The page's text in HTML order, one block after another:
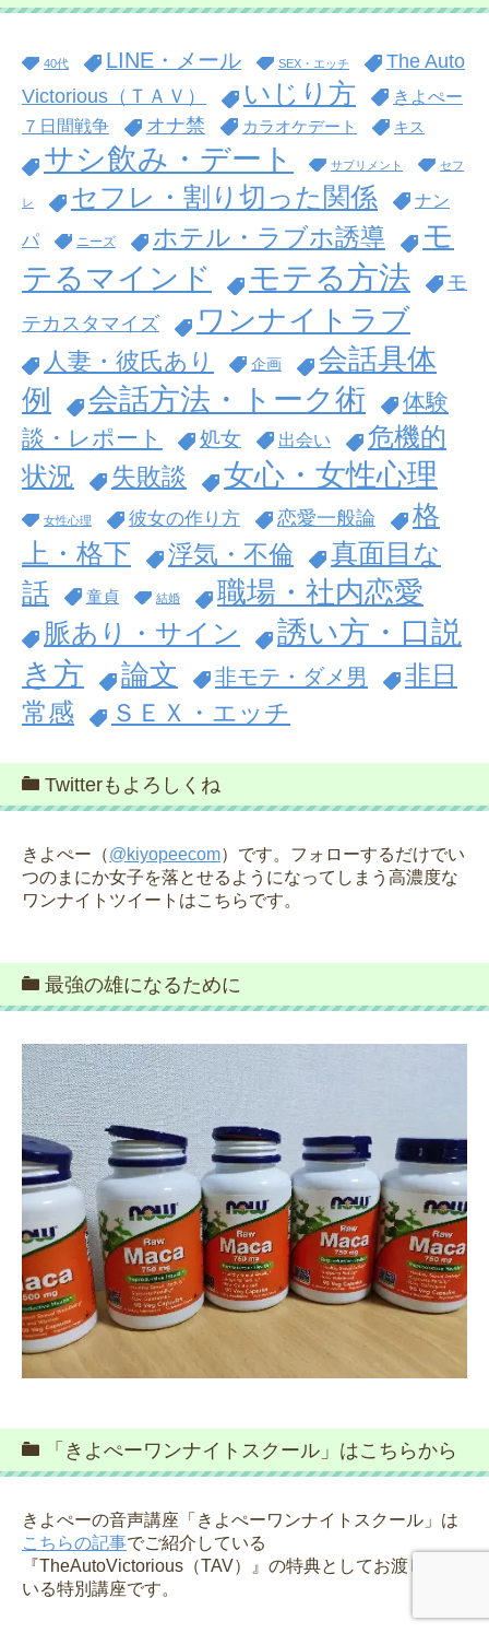
40代 LINE・メール SEX・エッチ
The Auto
Victorious（ＴＡＶ）
いじり方
きよぺー
７日間戦争
オナ禁 カラオケデート キス
サシ飲み・デート サプリメント セフ
レ セフレ・割り切った関係
ナン
パ
ニーズ ホテル・ラブホ誘導
モ
テるマインド
モテる方法
モ
テカスタマイズ
ワンナイトラブ
人妻・彼氏あり 企画
会話具体
例
会話方法・トーク術
体験
談・レポート
処女 出会い
危機的
状況
失敗談 女心・女性心理
女性心理 彼女の作り方 恋愛一般論
格
上・格下
浮気・不倫
真面目な
話
童貞 結婚 職場・社内恋愛
脈あり・サイン
誘い方・口説
き方
論文 非モテ・ダメ男
非日
常感
ＳＥＸ・エッチ
Twitterもよろしくね
きよぺー（@kiyopeecom）です。フォローするだけでい
つのまにか女子を落とせるようになってしまう高濃度な
ワンナイトツイートはこちらです。
最強の雄になるために
「きよぺーワンナイトスクール」はこちらから
きよぺーの音声講座「きよぺーワンナイトスクール」は
こちらの記事でご紹介している
『TheAutoVictorious（TAV）』の特典としてお渡しして
いる特別講座です。